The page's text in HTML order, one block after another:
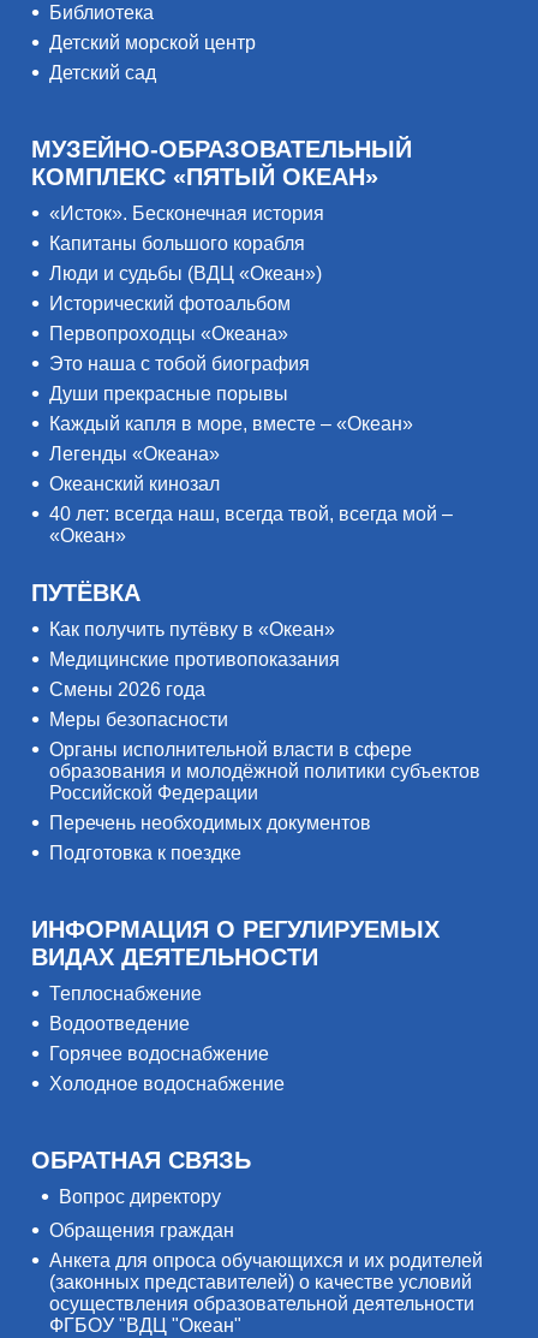
Библиотека
Детский морской центр
Детский сад
МУЗЕЙНО-ОБРАЗОВАТЕЛЬНЫЙ
КОМПЛЕКС «ПЯТЫЙ ОКЕАН»
«Исток». Бесконечная история
Капитаны большого корабля
Люди и судьбы (ВДЦ «Океан»)
Исторический фотоальбом
Первопроходцы «Океана»
Это наша с тобой биография
Души прекрасные порывы
Каждый капля в море, вместе – «Океан»
Легенды «Океана»
Океанский кинозал
40 лет: всегда наш, всегда твой, всегда мой –
«Океан»
ПУТЁВКА
Как получить путёвку в «Океан»
Медицинские противопоказания
Смены 2026 года
Меры безопасности
Органы исполнительной власти в сфере
образования и молодёжной политики субъектов
Российской Федерации
Перечень необходимых документов
Подготовка к поездке
ИНФОРМАЦИЯ О РЕГУЛИРУЕМЫХ
ВИДАХ ДЕЯТЕЛЬНОСТИ
Теплоснабжение
Водоотведение
Горячее водоснабжение
Холодное водоснабжение
ОБРАТНАЯ СВЯЗЬ
Вопрос директору
Обращения граждан
Анкета для опроса обучающихся и их родителей
(законных представителей) о качестве условий
осуществления образовательной деятельности
ФГБОУ "ВДЦ "Океан"